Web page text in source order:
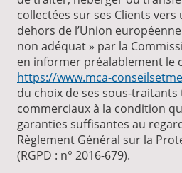
collectées sur ses Clients vers
dehors de l’Union
non adéquat » par la
en informer préalablement le
https://www.mca-
du choix de ses sous-
commerciaux à la condition
garanties suffisantes au
Règlement Général sur la
(RGPD : n° 2016-679).